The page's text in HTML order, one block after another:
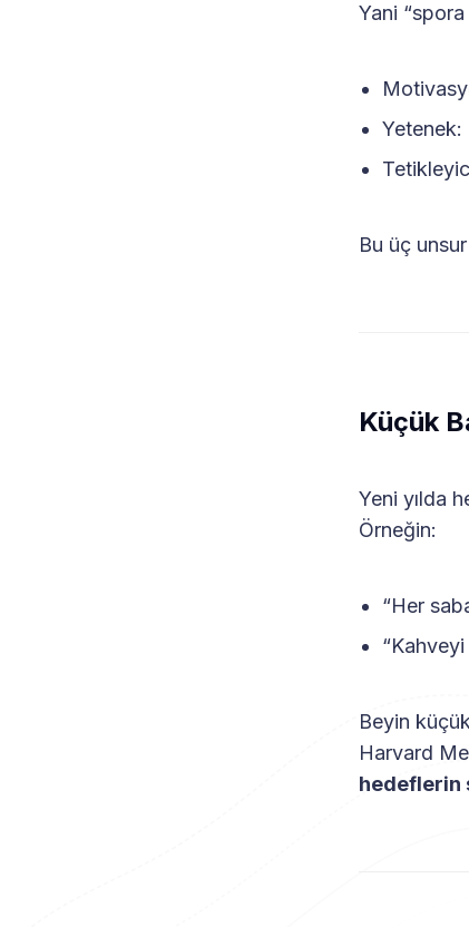
Yani
Yetenek:
Bu üç
Küçük
Yeni yılda
Örneğin:
“Her
Beyin
Harvard
hedeflerin